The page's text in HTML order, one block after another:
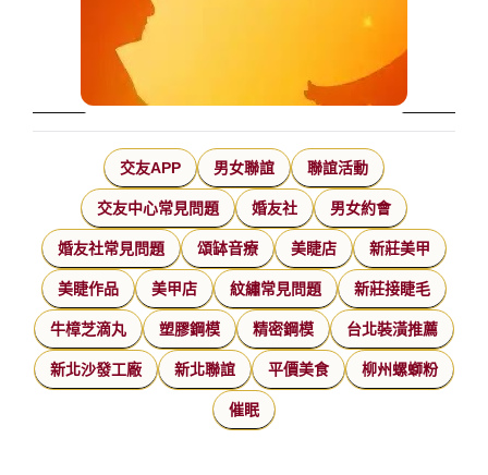
交友APP 男女聯誼 聯誼活動
交友中心常見問題 婚友社 男女約會
婚友社常見問題 頌缽音療 美睫店 新莊美甲
美睫作品 美甲店 紋繡常見問題 新莊接睫毛
牛樟芝滴丸 塑膠鋼模 精密鋼模 台北裝潢推薦
新北沙發工廠 新北聯誼 平價美食 柳州螺螄粉
催眠